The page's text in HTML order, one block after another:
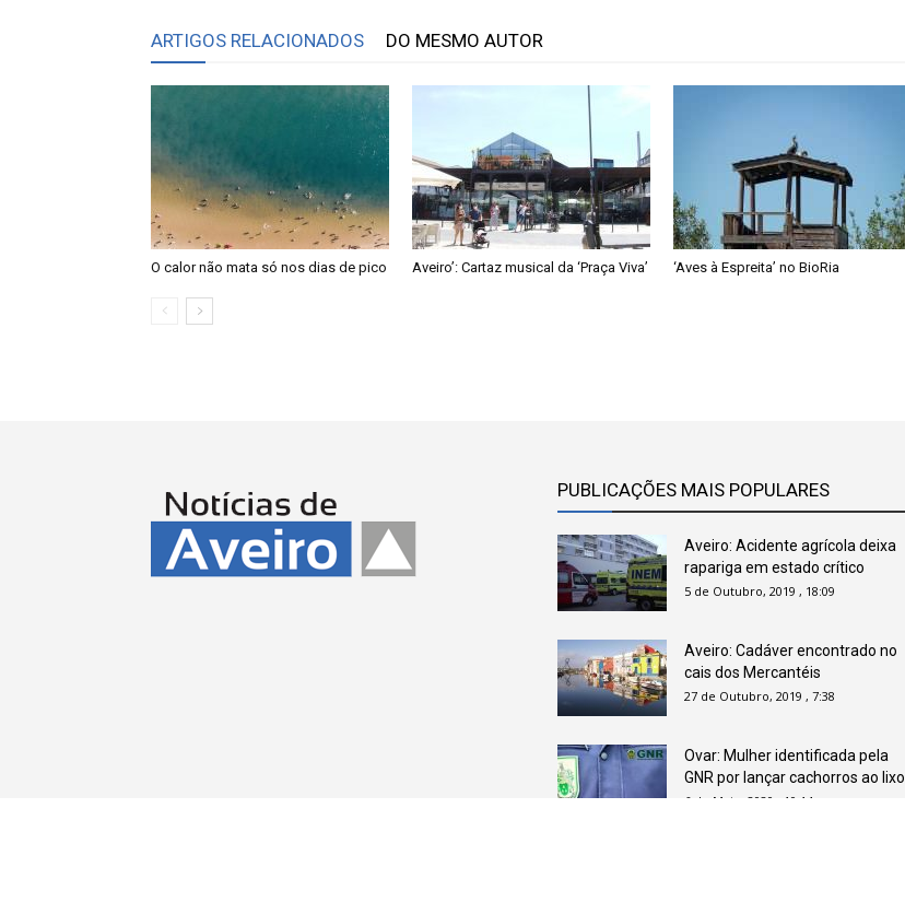
ARTIGOS RELACIONADOS DO MESMO AUTOR
O calor não mata só nos dias de pico Aveiro’: Cartaz musical da ‘Praça Viva’ ‘Aves à Espreita’ no BioRia
PUBLICAÇÕES MAIS POPULARES
Aveiro: Acidente agrícola deixa
rapariga em estado crítico
5 de Outubro, 2019 , 18:09
Aveiro: Cadáver encontrado no
cais dos Mercantéis
27 de Outubro, 2019 , 7:38
Ovar: Mulher identificada pela
GNR por lançar cachorros ao lixo
6 de Maio, 2020 , 10:14